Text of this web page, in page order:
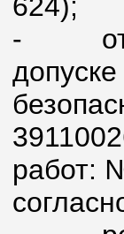
-
работ: